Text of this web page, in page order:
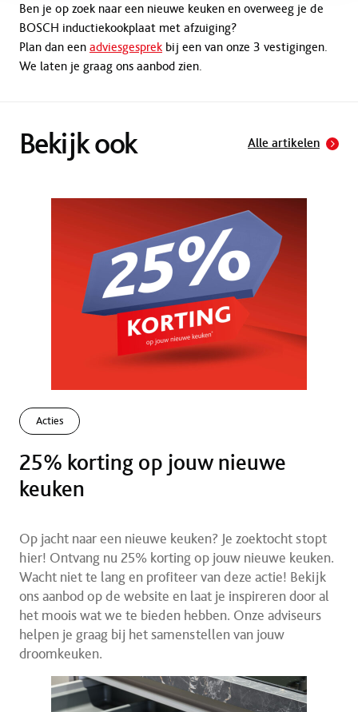
Ben je op zoek naar een nieuwe keuken en overweeg je de
BOSCH inductiekookplaat met afzuiging?
Plan dan een adviesgesprek bij een van onze 3 vestigingen.
We laten je graag ons aanbod zien.
Bekijk ook Alle artikelen
Acties
25% korting op jouw nieuwe
keuken
Op jacht naar een nieuwe keuken? Je zoektocht stopt
hier! Ontvang nu 25% korting op jouw nieuwe keuken.
Wacht niet te lang en profiteer van deze actie! Bekijk
ons aanbod op de website en laat je inspireren door al
het moois wat we te bieden hebben. Onze adviseurs
helpen je graag bij het samenstellen van jouw
droomkeuken.